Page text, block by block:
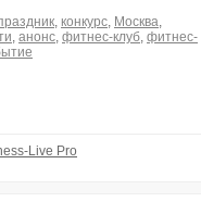
, конкурс, Москва,
, анонс, фитнес-клуб, фитнес-
Live Pro